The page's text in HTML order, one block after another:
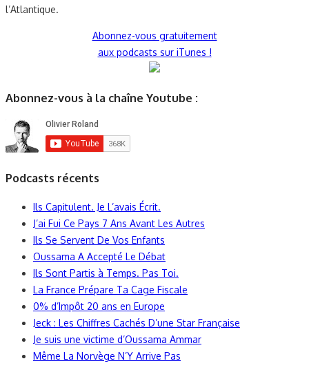
l’Atlantique.
Abonnez-vous gratuitement
aux podcasts sur iTunes !
Abonnez-vous à la chaîne Youtube :
Podcasts récents
Ils Capitulent. Je L’avais Écrit.
J’ai Fui Ce Pays 7 Ans Avant Les Autres
Ils Se Servent De Vos Enfants
Oussama A Accepté Le Débat
Ils Sont Partis à Temps. Pas Toi.
La France Prépare Ta Cage Fiscale
0% d’Impôt 20 ans en Europe
Jeck : Les Chiffres Cachés D’une Star Française
Je suis une victime d’Oussama Ammar
Même La Norvège N’Y Arrive Pas